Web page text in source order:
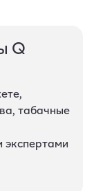
Q
табачные
экспертами